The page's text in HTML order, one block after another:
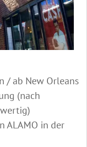
/ ab New Orleans
(nach
ALAMO in der